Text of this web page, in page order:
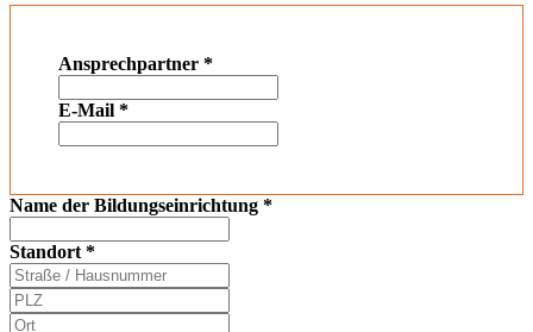
Ansprechpartner *
E-Mail *
Name der Bildungseinrichtung *
Standort *